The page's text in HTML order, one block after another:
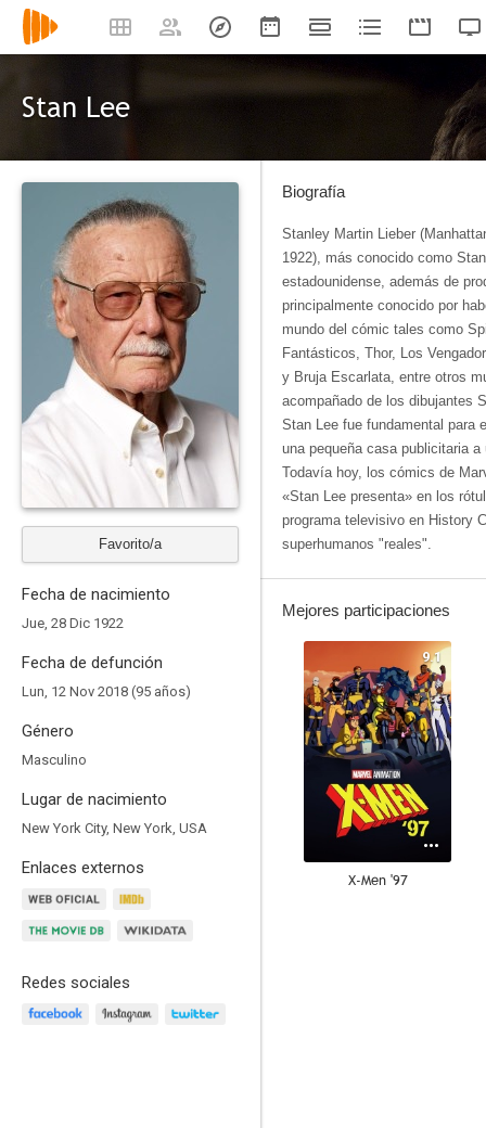
Stan Lee
Favorito/a
Fecha de nacimiento
Jue, 28 Dic 1922
Fecha de defunción
Lun, 12 Nov 2018 (95 años)
Género
Masculino
Lugar de nacimiento
New York City, New York, USA
Enlaces externos
Redes sociales
Biografía
Stanley Martin Lieber
1922), más conocido como
estadounidense, además de
principalmente conocido por
mundo del cómic tales como
Fantásticos, Thor, Los
y Bruja Escarlata, entre otros
acompañado de los dibujantes
Stan Lee fue fundamental para
una pequeña casa publicitaria
Todavía hoy, los cómics de
«Stan Lee presenta» en los
programa televisivo en History
superhumanos "reales".
Mejores participaciones
9.1
X-Men '97